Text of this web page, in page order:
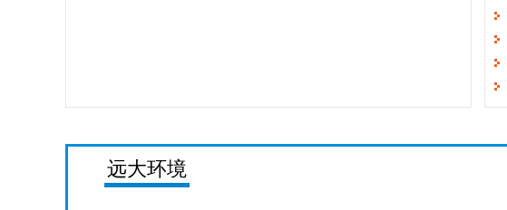
远大环境